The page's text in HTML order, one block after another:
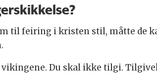
til feiring i kristen stil, måtte de
Du skal ikke tilgi.